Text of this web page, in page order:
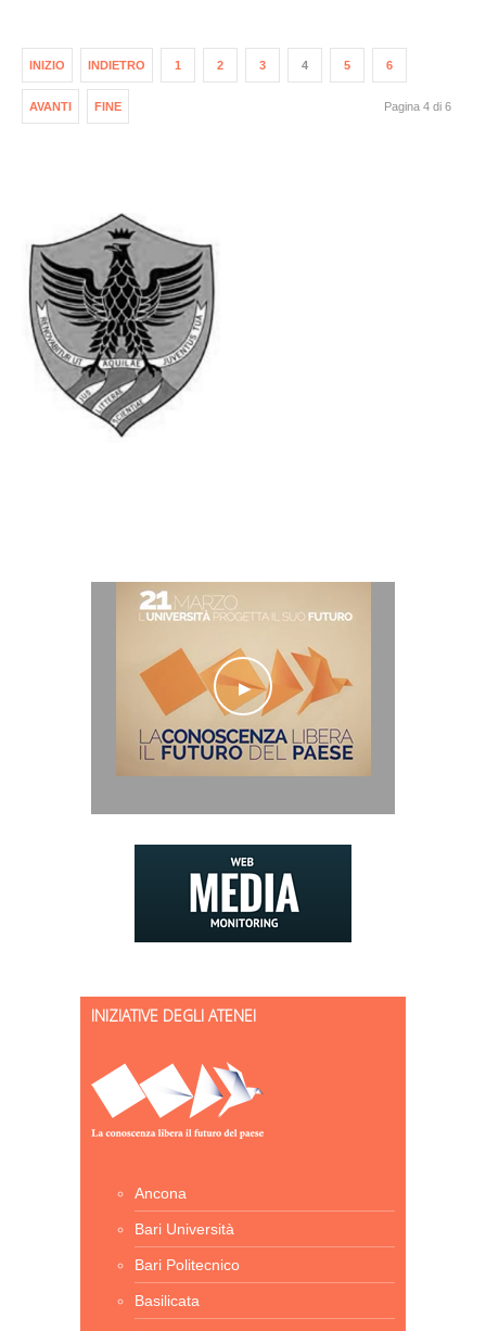
INIZIO INDIETRO 1 2 3 4 5 6
AVANTI FINE Pagina 4 di 6
INIZIATIVE DEGLI ATENEI
Ancona
Bari Università
Bari Politecnico
Basilicata